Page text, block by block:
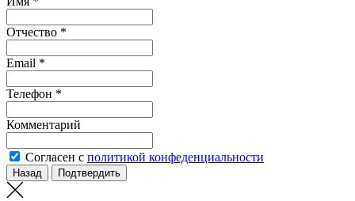
Отчество *
Email *
Телефон *
Комментарий
Согласен с политикой конфеденциальности
Назад Подтвердить